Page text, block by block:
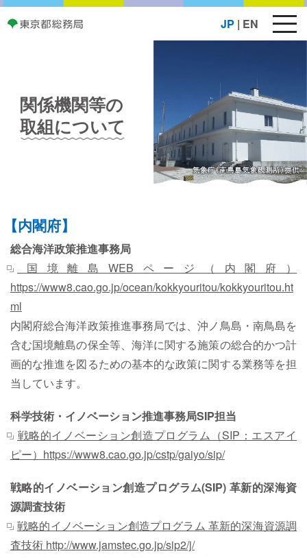
JP | EN
メ
ニ
タ
ン
関係機関等の
取組について
【内閣府】
総合海洋政策推進事務局
国境離島WEBページ（内閣府）
https://www8.cao.go.jp/ocean/kokkyouritou/kokkyouritou.ht
ml
内閣府総合海洋政策推進事務局では、沖ノ鳥島・南鳥島を
含む国境離島の保全等、海洋に関する施策の総合的かつ計
画的な推進を図るための基本的な政策に関する業務等を担
当しています。
科学技術・イノベーション推進事務局SIP担当
戦略的イノベーション創造プログラム（SIP：エスアイ
ピー）https://www8.cao.go.jp/cstp/gaiyo/sip/
戦略的イノベーション創造プログラム(SIP) 革新的深海資
源調査技術
戦略的イノベーション創造プログラム 革新的深海資源調
査技術 http://www.jamstec.go.jp/sip2/j/